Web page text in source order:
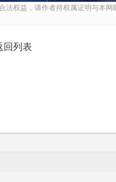
项目真实性;与后续申报
法权益，请作者持权属证明与本网
回列表